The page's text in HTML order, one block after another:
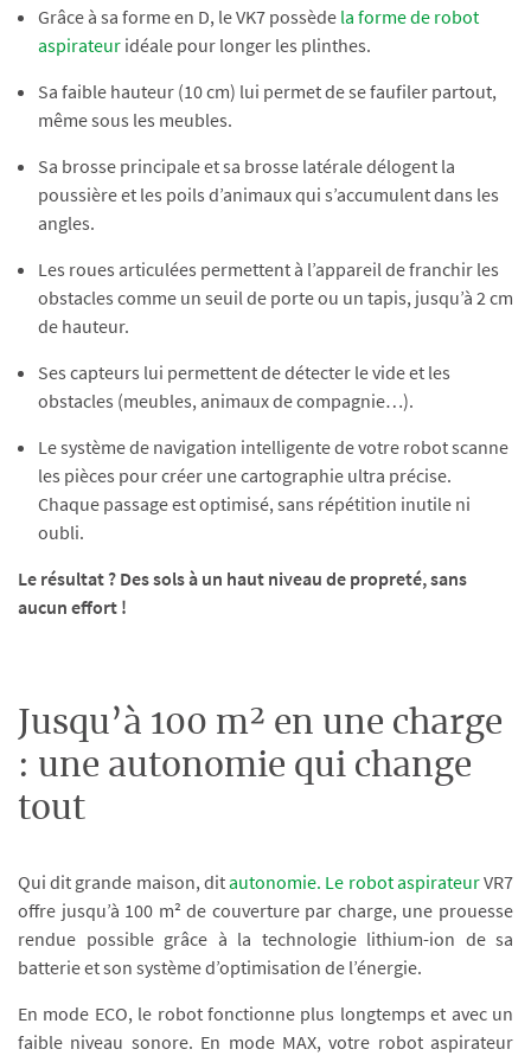
Grâce à sa forme en D, le VK7 possède la forme de robot
aspirateur idéale pour longer les plinthes.
Sa faible hauteur (10 cm) lui permet de se faufiler partout,
même sous les meubles.
Sa brosse principale et sa brosse latérale délogent la
poussière et les poils d’animaux qui s’accumulent dans les
angles.
Les roues articulées permettent à l’appareil de franchir les
obstacles comme un seuil de porte ou un tapis, jusqu’à 2 cm
de hauteur.
Ses capteurs lui permettent de détecter le vide et les
obstacles (meubles, animaux de compagnie…).
Le système de navigation intelligente de votre robot scanne
les pièces pour créer une cartographie ultra précise.
Chaque passage est optimisé, sans répétition inutile ni
oubli.
Le résultat ? Des sols à un haut niveau de propreté, sans
aucun effort !
Jusqu’à 100 m² en une charge
: une autonomie qui change
tout
Qui dit grande maison, ditautonomie. Le robot aspirateurVR7
offre jusqu’à 100 m² de couverture par charge, une prouesse
rendue possible grâce à la technologie lithium-ion de sa
batterie et son système d’optimisation de l’énergie.
En mode ECO, le robot fonctionne plus longtemps et avec un
faible niveau sonore. En mode MAX, votre robot aspirateur